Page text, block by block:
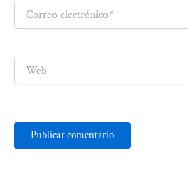
Correo
electrónico*
Web